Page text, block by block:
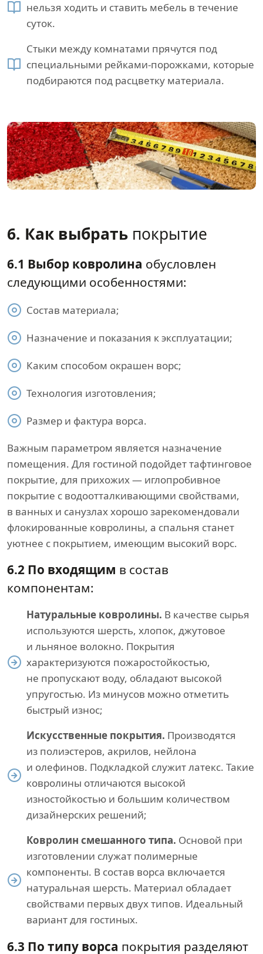
нельзя ходить и ставить мебель в течение
суток.
Стыки между комнатами прячутся под
специальными рейками-порожками, которые
подбираются под расцветку материала.
6. Как выбрать покрытие
6.1 Выбор ковролина обусловлен
следующими особенностями:
Состав материала;
Назначение и показания к эксплуатации;
Каким способом окрашен ворс;
Технология изготовления;
Размер и фактура ворса.
Важным параметром является назначение
помещения. Для гостиной подойдет тафтинговое
покрытие, для прихожих — иглопробивное
покрытие с водоотталкивающими свойствами,
в ванных и санузлах хорошо зарекомендовали
флокированные ковролины, а спальня станет
уютнее с покрытием, имеющим высокий ворс.
6.2 По входящим в состав
компонентам:
Натуральные ковролины. В качестве сырья
используются шерсть, хлопок, джутовое
и льняное волокно. Покрытия
характеризуются пожаростойкостью,
не пропускают воду, обладают высокой
упругостью. Из минусов можно отметить
быстрый износ;
Искусственные покрытия. Производятся
из полиэстеров, акрилов, нейлона
и олефинов. Подкладкой служит латекс. Такие
ковролины отличаются высокой
изностойкостью и большим количеством
дизайнерских решений;
Ковролин смешанного типа. Основой при
изготовлении служат полимерные
компоненты. В состав ворса включается
натуральная шерсть. Материал обладает
свойствами первых двух типов. Идеальный
вариант для гостиных.
6.3 По типу ворса покрытия разделяют